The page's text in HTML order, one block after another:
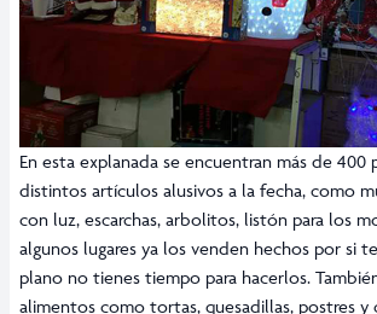
En esta explanada se encuentran más de 400
distintos artículos alusivos a la fecha, como
con luz, escarchas, arbolitos, listón para los
algunos lugares ya los venden hechos por si
plano no tienes tiempo para hacerlos.
alimentos como tortas, quesadillas, postres y